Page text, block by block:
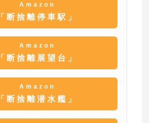
Amazon
「断捨離停車駅」
Amazon
「断捨離展望台」
Amazon
「断捨離潜水艦」